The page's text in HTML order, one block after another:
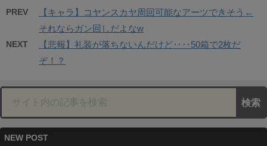
PREV
【キャラ】コヤンスカヤ周回可能なアーツできそう←
それならガン回しだよなw
NEXT
【悲報】礼装が落ちないんだけど‥‥50箱で2枚だ
ぞ！？
NEW POST